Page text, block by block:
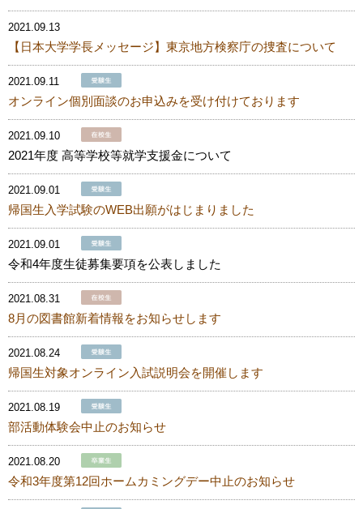
2021.09.13
【日本大学学長メッセージ】東京地方検察庁の捜査について
2021.09.11
オンライン個別面談のお申込みを受け付けております
2021.09.10
2021年度 高等学校等就学支援金について
2021.09.01
帰国生入学試験のWEB出願がはじまりました
2021.09.01
令和4年度生徒募集要項を公表しました
2021.08.31
8月の図書館新着情報をお知らせします
2021.08.24
帰国生対象オンライン入試説明会を開催します
2021.08.19
部活動体験会中止のお知らせ
2021.08.20
令和3年度第12回ホームカミングデー中止のお知らせ